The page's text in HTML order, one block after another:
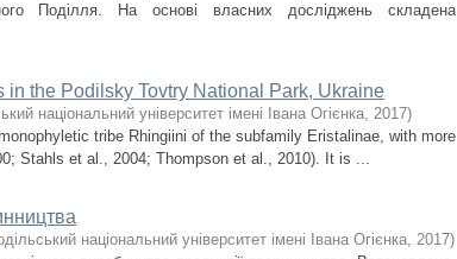
Поділля. На основі власних досліджень складена
the Podilsky Tovtry National Park, Ukraine
національний університет імені Івана Огієнка, 2017)
tribe Rhingiini of the subfamily Eristalinae, with more
Stahls et al., 2004; Thompson et al., 2010). It is ...
національний університет імені Івана Огієнка, 2017)